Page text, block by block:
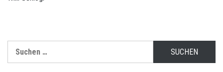
nach: